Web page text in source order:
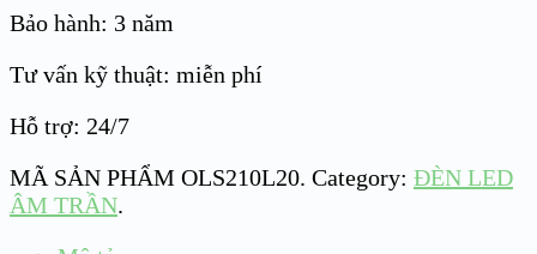
Bảo hành: 3 năm
Tư vấn kỹ thuật: miễn phí
Hỗ trợ: 24/7
MÃ SẢN PHẨM OLS210L20. Category: ĐÈN LED
ÂM TRẦN.